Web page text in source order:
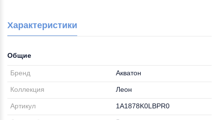
Характеристики
Общие
Бренд Акватон
Коллекция Леон
Артикул 1A1878K0LBPR0